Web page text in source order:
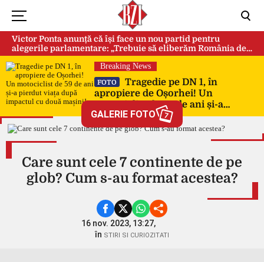
Victor Ponta anunță că își face un nou partid pentru
alegerile parlamentare: „Trebuie să eliberăm România de
această sectă globalistă”
Breaking News
FOTO
Tragedie pe DN 1, în
apropiere de Oșorhei! Un
motociclist de 59 de ani și-a
pierdut viața după impactul cu
două mașini!
GALERIE FOTO 7
Care sunt cele 7 continente de pe
glob? Cum s-au format acestea?
16 nov. 2023, 13:27,
în STIRI SI CURIOZITATI